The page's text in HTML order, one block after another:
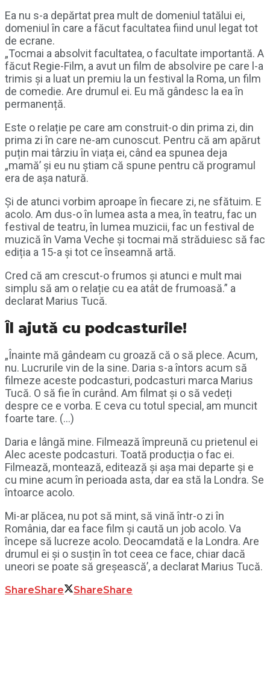
Ea nu s-a depărtat prea mult de domeniul tatălui ei,
domeniul în care a făcut facultatea fiind unul legat tot
de ecrane.
„Tocmai a absolvit facultatea, o facultate importantă. A
făcut Regie-Film, a avut un film de absolvire pe care l-a
trimis și a luat un premiu la un festival la Roma, un film
de comedie. Are drumul ei. Eu mă gândesc la ea în
permanență.
Este o relație pe care am construit-o din prima zi, din
prima zi în care ne-am cunoscut. Pentru că am apărut
puțin mai târziu în viața ei, când ea spunea deja
„mamă’ și eu nu știam că spune pentru că programul
era de așa natură.
Și de atunci vorbim aproape în fiecare zi, ne sfătuim. E
acolo. Am dus-o în lumea asta a mea, în teatru, fac un
festival de teatru, în lumea muzicii, fac un festival de
muzică în Vama Veche și tocmai mă străduiesc să fac
ediția a 15-a și tot ce înseamnă artă.
Cred că am crescut-o frumos și atunci e mult mai
simplu să am o relație cu ea atât de frumoasă.” a
declarat Marius Tucă.
Îl ajută cu podcasturile!
„Înainte mă gândeam cu groază că o să plece. Acum,
nu. Lucrurile vin de la sine. Daria s-a întors acum să
filmeze aceste podcasturi, podcasturi marca Marius
Tucă. O să fie în curând. Am filmat și o să vedeți
despre ce e vorba. E ceva cu totul special, am muncit
foarte tare. (…)
Daria e lângă mine. Filmează împreună cu prietenul ei
Alec aceste podcasturi. Toată producția o fac ei.
Filmează, montează, editează și așa mai departe și e
cu mine acum în perioada asta, dar ea stă la Londra. Se
întoarce acolo.
Mi-ar plăcea, nu pot să mint, să vină într-o zi în
România, dar ea face film și caută un job acolo. Va
începe să lucreze acolo. Deocamdată e la Londra. Are
drumul ei și o susțin în tot ceea ce face, chiar dacă
uneori se poate să greșească’, a declarat Marius Tucă.
ShareShare ShareShare